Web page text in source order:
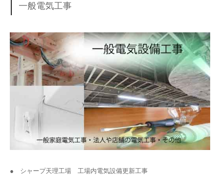
一般電気工事
● シャープ天理工場 工場内電気設備更新工事